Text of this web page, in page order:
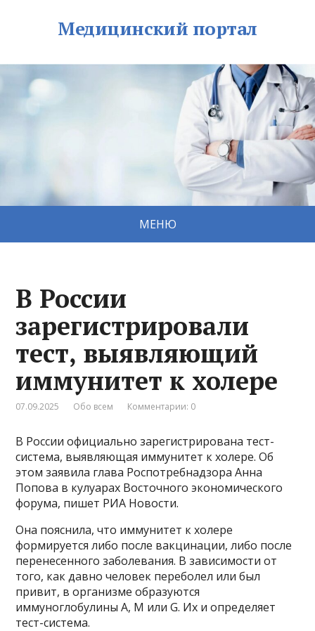
Медицинский портал
МЕНЮ
В России
зарегистрировали
тест, выявляющий
иммунитет к холере
07.09.2025 Обо всем Комментарии: 0
В России официально зарегистрирована тест-
система, выявляющая иммунитет к холере. Об
этом заявила глава Роспотребнадзора Анна
Попова в кулуарах Восточного экономического
форума, пишет РИА Новости.
Она пояснила, что иммунитет к холере
формируется либо после вакцинации, либо после
перенесенного заболевания. В зависимости от
того, как давно человек переболел или был
привит, в организме образуются
иммуноглобулины А, М или G. Их и определяет
тест-система.